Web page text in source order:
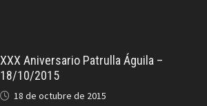
XXX Aniversario Patrulla Águila –
18/10/2015
18 de octubre de 2015